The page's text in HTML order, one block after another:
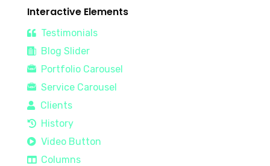
Interactive Elements
Testimonials
Blog Slider
Portfolio Carousel
Service Carousel
Clients
History
Video Button
Columns